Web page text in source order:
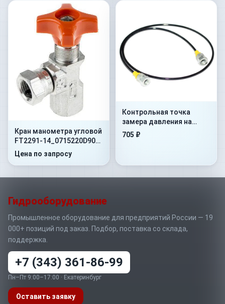
Кран манометра угловой
FT2291-14_0715220D90
400 Бар 1/4"NPT -60
Цена по запросу
Контрольная точка
замера давления на
гибком шланге Flex.
705 ₽
Гидрооборудование
Промышленное оборудование для предприятий России — 19
000+ позиций под заказ. Подбор, поставка со склада,
поддержка.
+7 (343) 361-86-99
Пн–Пт 9:00–17:00 · Екатеринбург
Оставить заявку